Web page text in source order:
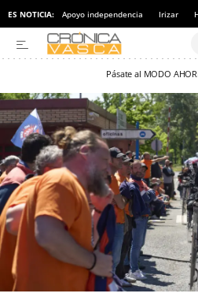
ES NOTICIA: Apoyo independencia Irizar
Pásate al MODO